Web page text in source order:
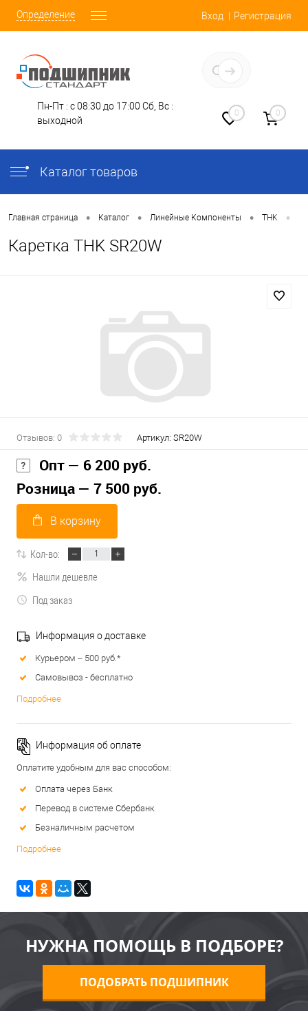
Определение Вход Регистрация
Пн-Пт : с 08:30 до 17:00 Сб, Вс :
выходной
0 0
Каталог товаров
Главная страница • Каталог • Линейные Компоненты • THK •
Каретка THK SR20W
Отзывов: 0 Артикул: SR20W
Опт — 6 200 руб.
Розница — 7 500 руб.
В корзину
Кол-во:
Нашли дешевле
Под заказ
Информация о доставке
Курьером – 500 руб.*
Самовывоз - бесплатно
Подробнее
Информация об оплате
Оплатите удобным для вас способом:
Оплата через Банк
Перевод в системе Сбербанк
Безналичным расчетом
Подробнее
НУЖНА ПОМОЩЬ В ПОДБОРЕ?
ПОДОБРАТЬ ПОДШИПНИК